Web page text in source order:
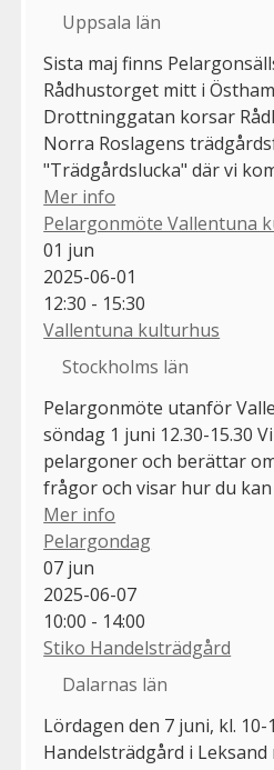
Uppsala län
Sista maj finns
Rådhustorget mitt i
Drottninggatan korsar
Norra Roslagens
"Trädgårdslucka" där vi
Mer info
Pelargonmöte Vallentuna
01 jun
2025-06-01
12:30 - 15:30
Vallentuna kulturhus
Stockholms län
Pelargonmöte utanför
söndag 1 juni 12.30-15.30
pelargoner och berättar
frågor och visar hur du kan
Mer info
Pelargondag
07 jun
2025-06-07
10:00 - 14:00
Stiko Handelsträdgård
Dalarnas län
Lördagen den 7 juni, kl.
Handelsträdgård i